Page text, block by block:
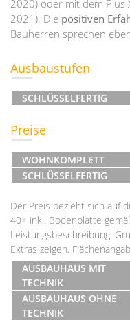
2020) oder mit dem Plus
2021). Die positiven
Bauherren sprechen
Ausbaustufen
SCHLÜSSELFERTIG
Preise
WOHNKOMPLETT
SCHLÜSSELFERTIG
Der Preis bezieht sich auf
40+ inkl. Bodenplatte
Leistungsbeschreibung.
Extras zeigen.
AUSBAUHAUS MIT
TECHNIK
AUSBAUHAUS OHNE
TECHNIK